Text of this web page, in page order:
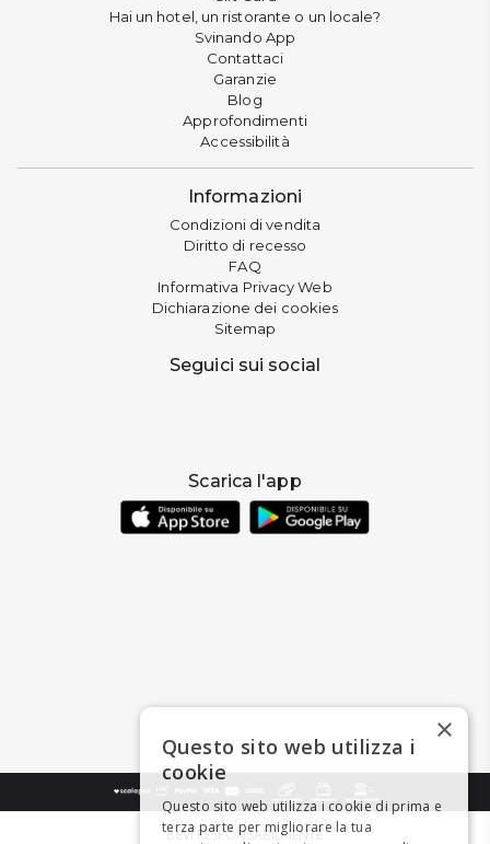
Hai un hotel, un ristorante o un locale?
Svinando App
Contattaci
Garanzie
Blog
Approfondimenti
Accessibilità
Informazioni
Condizioni di vendita
Diritto di recesso
FAQ
Informativa Privacy Web
Dichiarazione dei cookies
Sitemap
Seguici sui social
Scarica l'app
BEVI RESPONSABILMENTE
×
Questo sito web utilizza i
cookie
Questo sito web utilizza i cookie di prima e
terza parte per migliorare la tua